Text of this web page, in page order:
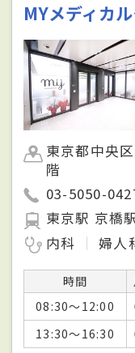
MYメディカ
東京都中央
階
03-5050-
東京駅 京橋
内科
婦人
時間
08:30～12:00
13:30～16:30